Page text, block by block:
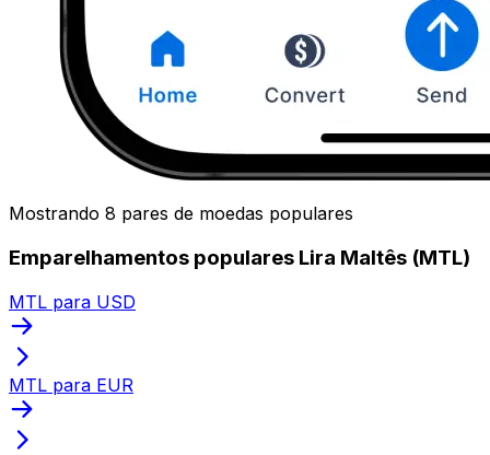
Mostrando 8 pares de moedas populares
Emparelhamentos populares Lira Maltês (MTL)
MTL para USD
MTL para EUR